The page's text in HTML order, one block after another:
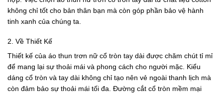
không chỉ tốt cho bản thân bạn mà còn góp phần bảo vệ hành
tinh xanh của chúng ta.
2. Về Thiết Kế
Thiết kế của áo thun trơn nữ cổ tròn tay dài được chăm chút tỉ mỉ
để mang lại sự thoải mái và phong cách cho người mặc. Kiểu
dáng cổ tròn và tay dài không chỉ tạo nên vẻ ngoài thanh lịch mà
còn đảm bảo sự thoải mái tối đa. Đường cắt cổ tròn mềm mại